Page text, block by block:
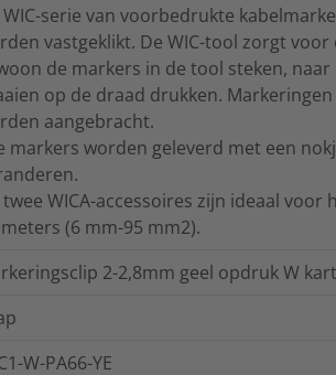
WIC-serie van voorbedrukte
vastgeklikt. De WIC-tool zorgt
de markers in de tool steken,
op de draad drukken.
aangebracht.
markers worden geleverd met een
twee WICA-accessoires zijn ideaal
(6 mm-95 mm2).
2-2,8mm geel opdruk W
W-PA66-YE